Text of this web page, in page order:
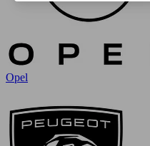
Opel